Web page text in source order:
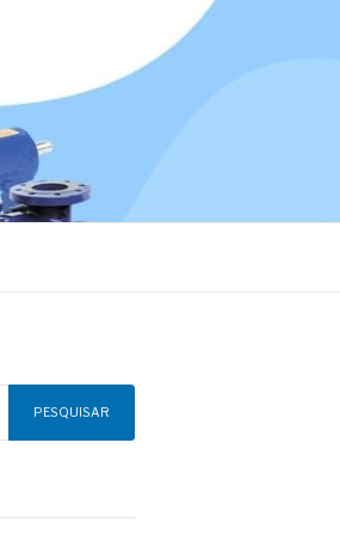
PESQUISAR